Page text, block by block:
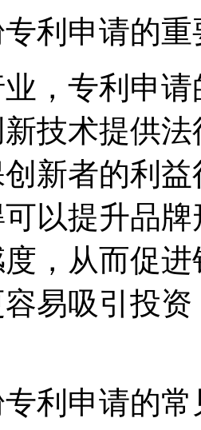
利申请的重
，专利申
技术提供
新者的利
以提升品
，从而促
易吸引投
利申请的